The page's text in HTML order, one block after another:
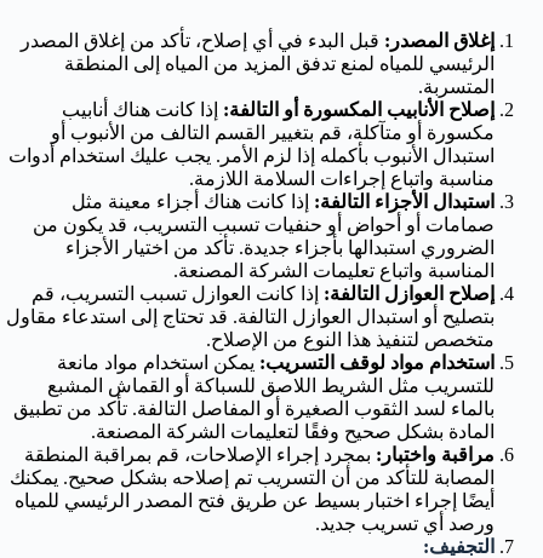
إغلاق المصدر: قبل البدء في أي إصلاح، تأكد من إغلاق المصدر
الرئيسي للمياه لمنع تدفق المزيد من المياه إلى المنطقة
المتسربة.
إصلاح الأنابيب المكسورة أو التالفة: إذا كانت هناك أنابيب
مكسورة أو متآكلة، قم بتغيير القسم التالف من الأنبوب أو
استبدال الأنبوب بأكمله إذا لزم الأمر. يجب عليك استخدام أدوات
مناسبة واتباع إجراءات السلامة اللازمة.
استبدال الأجزاء التالفة: إذا كانت هناك أجزاء معينة مثل
صمامات أو أحواض أو حنفيات تسبب التسريب، قد يكون من
الضروري استبدالها بأجزاء جديدة. تأكد من اختيار الأجزاء
المناسبة واتباع تعليمات الشركة المصنعة.
إصلاح العوازل التالفة: إذا كانت العوازل تسبب التسريب، قم
بتصليح أو استبدال العوازل التالفة. قد تحتاج إلى استدعاء مقاول
متخصص لتنفيذ هذا النوع من الإصلاح.
استخدام مواد لوقف التسريب: يمكن استخدام مواد مانعة
للتسريب مثل الشريط اللاصق للسباكة أو القماش المشبع
بالماء لسد الثقوب الصغيرة أو المفاصل التالفة. تأكد من تطبيق
المادة بشكل صحيح وفقًا لتعليمات الشركة المصنعة.
مراقبة واختبار: بمجرد إجراء الإصلاحات، قم بمراقبة المنطقة
المصابة للتأكد من أن التسريب تم إصلاحه بشكل صحيح. يمكنك
أيضًا إجراء اختبار بسيط عن طريق فتح المصدر الرئيسي للمياه
ورصد أي تسريب جديد.
التجفيف: